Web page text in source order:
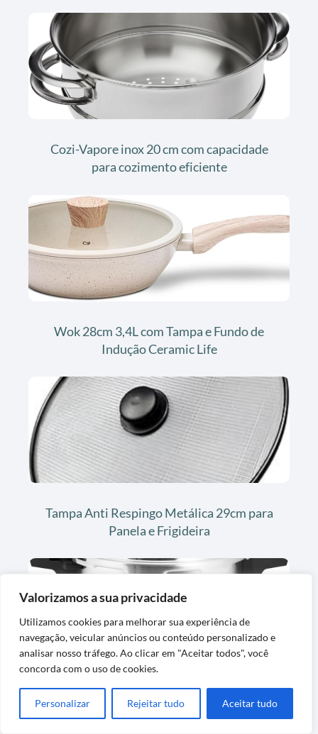
Valorizamos a sua privacidade
Utilizamos cookies para melhorar sua experiência de
navegação, veicular anúncios ou conteúdo personalizado e
analisar nosso tráfego. Ao clicar em "Aceitar todos", você
concorda com o uso de cookies.
Personalizar Rejeitar tudo Aceitar tudo
Cozi-Vapore inox 20 cm com capacidade
para cozimento eficiente
Wok 28cm 3,4L com Tampa e Fundo de
Indução Ceramic Life
Tampa Anti Respingo Metálica 29cm para
Panela e Frigideira
Panela de Pressão 20L Alta Capacidade
para Cozinhar Fácil